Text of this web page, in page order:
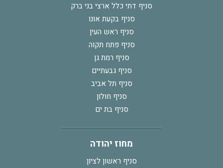
סניף דתי כלל ארצי בני ברק
סניף בקעת אונו
סניף ראש העין
סניף פתח תקוה
סניף רמת גן
סניף גבעתיים
סניף תל אביב
סניף חולון
סניף בת ים
מחוז יהודה
סניף ראשון לציון